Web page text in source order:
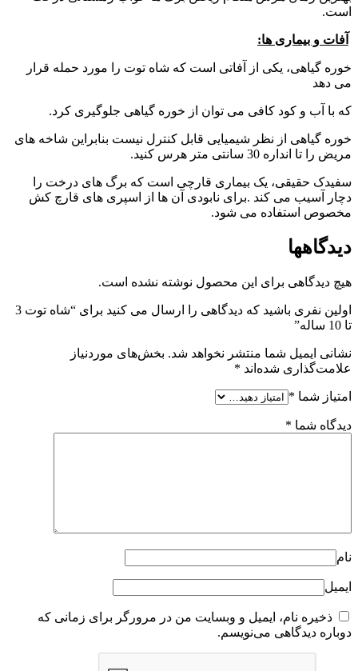
است.
آفات و بیماری ها:
خوره گیاهی، یکی از آفاتی است که شاه توت را مورد حمله قرار
می دهد
که با آب و کود کافی می توان از خوره گیاهی جلوگیری کرد.
خوره گیاهی از نظر شیمیایی قابل کنترل نیست بنابراین شاخه های
مریض را تا انداره 30 سانتی متر هرس کنید.
سفیدک حقیقی، یک بیماری قارچی است که برگ های درخت را
دچار آسیب می کند .برای نابودی آن ها از اسپری های قارچ کش
مخصوص استفاده می شود.
دیدگاهها
هیچ دیدگاهی برای این محصول نوشته نشده است.
اولین نفری باشید که دیدگاهی را ارسال می کنید برای “شاه توت 3
تا 10 ساله”
نشانی ایمیل شما منتشر نخواهد شد. بخش‌های موردنیاز
علامت‌گذاری شده‌اند *
امتیاز شما *
دیدگاه شما *
نام
ایمیل
ذخیره نام، ایمیل و وبسایت من در مرورگر برای زمانی که
دوباره دیدگاهی می‌نویسم.